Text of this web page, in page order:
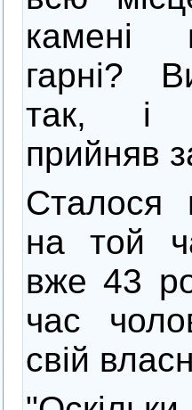
камені
гарні?
так, і
прийняв
Сталося
на той
вже 43
час
свій